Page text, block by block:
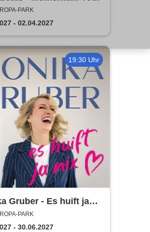
PARK
- 02.04.2027
19:30 Uhr
Gruber - Es huift ja
PARK
- 30.06.2027